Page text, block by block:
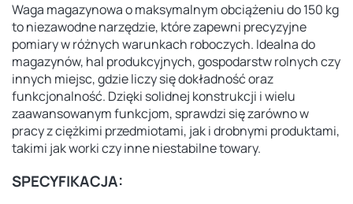
Waga magazynowa o maksymalnym obciążeniu do 150 kg
to niezawodne narzędzie, które zapewni precyzyjne
pomiary w różnych warunkach roboczych. Idealna do
magazynów, hal produkcyjnych, gospodarstw rolnych czy
innych miejsc, gdzie liczy się dokładność oraz
funkcjonalność. Dzięki solidnej konstrukcji i wielu
zaawansowanym funkcjom, sprawdzi się zarówno w
pracy z ciężkimi przedmiotami, jak i drobnymi produktami,
takimi jak worki czy inne niestabilne towary.
SPECYFIKACJA: